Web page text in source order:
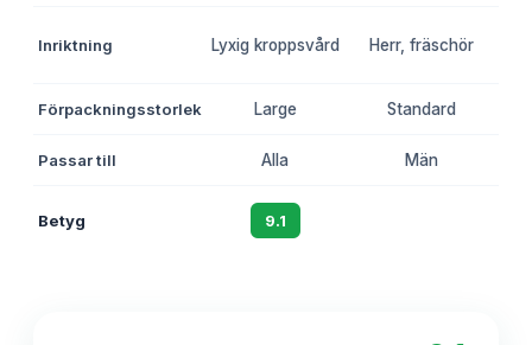
Inriktning Lyxig kroppsvård Herr, fräschör
Förpackningsstorlek Large Standard
Passar till Alla Män
Betyg 9.1